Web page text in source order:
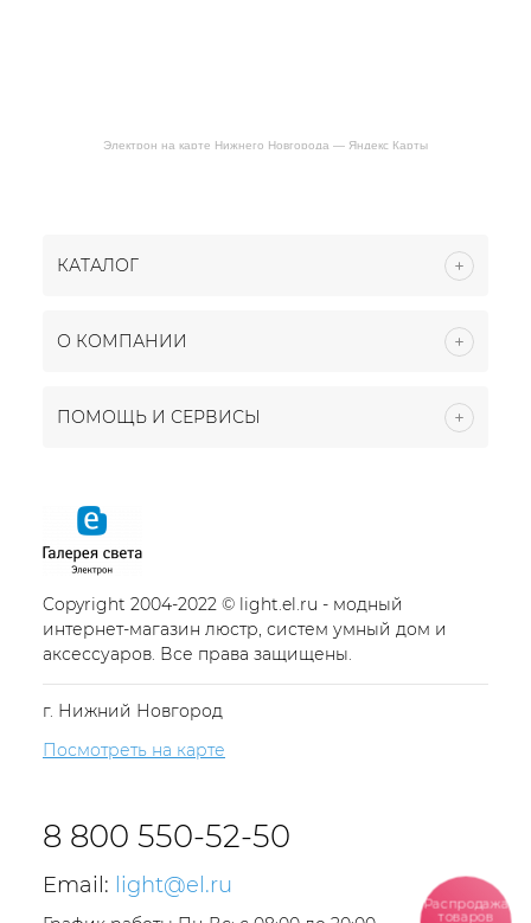
Электрон на карте Нижнего Новгорода — Яндекс Карты
КАТАЛОГ
О КОМПАНИИ
ПОМОЩЬ И СЕРВИСЫ
Copyright 2004-2022 © light.el.ru - модный
интернет-магазин люстр, систем умный дом и
аксессуаров. Все права защищены.
г. Нижний Новгород
Посмотреть на карте
8 800 550-52-50
Email: light@el.ru
Распродажа
товаров